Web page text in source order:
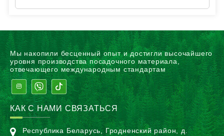
Мы накопили бесценный опыт и достигли высочайшего
уровня производства посадочного материала,
отвечающего международным стандартам
КАК С НАМИ СВЯЗАТЬСЯ
Республика Беларусь, Гродненский район, д.